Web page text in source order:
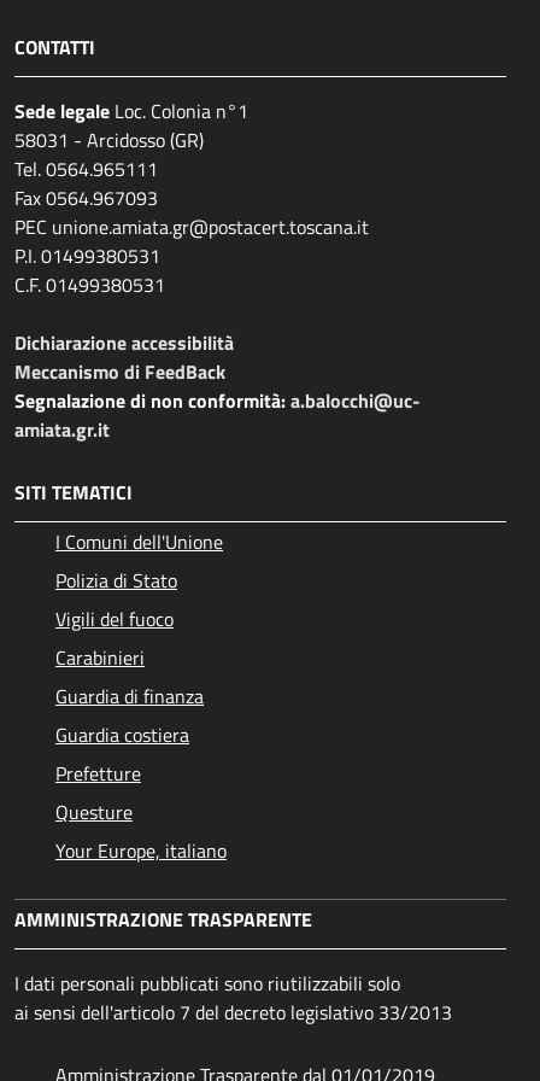
CONTATTI
Sede legale Loc. Colonia n°1
58031 - Arcidosso (GR)
Tel. 0564.965111
Fax 0564.967093
PEC unione.amiata.gr@postacert.toscana.it
P.I. 01499380531
C.F. 01499380531
Dichiarazione accessibilità
Meccanismo di FeedBack
Segnalazione di non conformità:a.balocchi@uc-
amiata.gr.it
SITI TEMATICI
I Comuni dell'Unione
Polizia di Stato
Vigili del fuoco
Carabinieri
Guardia di finanza
Guardia costiera
Prefetture
Questure
Your Europe, italiano
AMMINISTRAZIONE TRASPARENTE
I dati personali pubblicati sono riutilizzabili solo
ai sensi dell'articolo 7 del decreto legislativo 33/2013
Amministrazione Trasparente dal 01/01/2019